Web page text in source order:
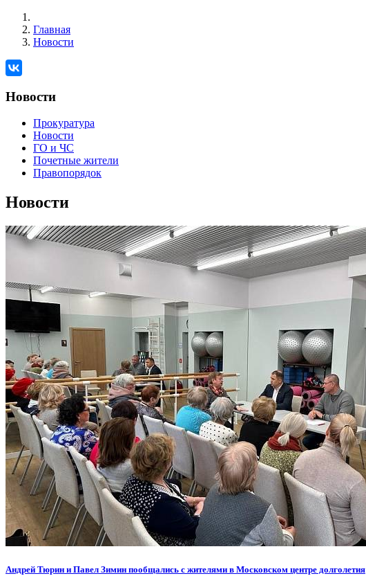
Главная
Новости
Новости
Прокуратура
Новости
ГО и ЧС
Почетные жители
Правопорядок
Новости
Андрей Тюрин и Павел Зимин пообщались с жителями в Московском центре долголетия